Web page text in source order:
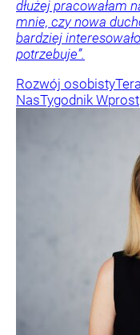
dłużej pracowałam
mnie, czy nowa
bardziej
potrzebuje”.
Rozwój osobisty
NasTygodnik Wprost